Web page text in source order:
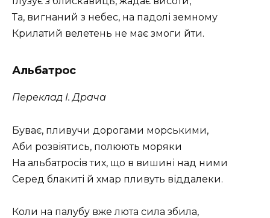
Та, вигнаний з небес, на падолі земному
Крилатий велетень не має змоги йти.
Альбатрос
Переклад І. Драча
Буває, пливучи дорогами морськими,
Аби розвіятись, полюють моряки
На альбатросів тих, що в вишині над ними
Серед блакиті й хмар пливуть віддалеки.
Коли на палубу вже люта сила збила,